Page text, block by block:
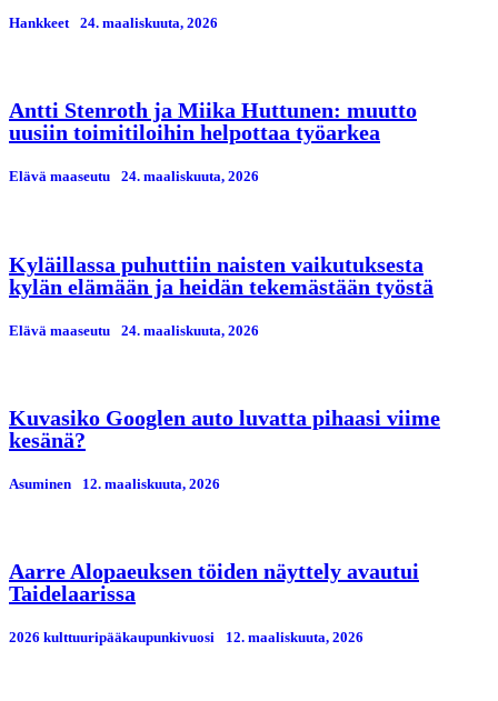
Hankkeet 24. maaliskuuta, 2026
Antti Stenroth ja Miika Huttunen: muutto
uusiin toimitiloihin helpottaa työarkea
Elävä maaseutu 24. maaliskuuta, 2026
Kyläillassa puhuttiin naisten vaikutuksesta
kylän elämään ja heidän tekemästään työstä
Elävä maaseutu 24. maaliskuuta, 2026
Kuvasiko Googlen auto luvatta pihaasi viime
kesänä?
Asuminen 12. maaliskuuta, 2026
Aarre Alopaeuksen töiden näyttely avautui
Taidelaarissa
2026 kulttuuripääkaupunkivuosi 12. maaliskuuta, 2026